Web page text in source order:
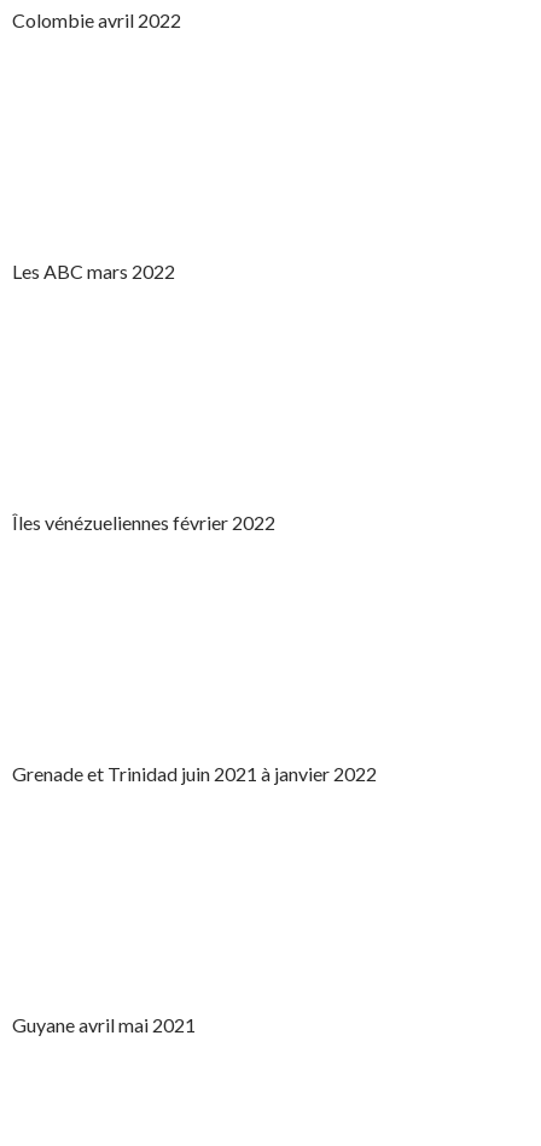
Colombie avril 2022
Les ABC mars 2022
Îles vénézueliennes février 2022
Grenade et Trinidad juin 2021 à janvier 2022
Guyane avril mai 2021